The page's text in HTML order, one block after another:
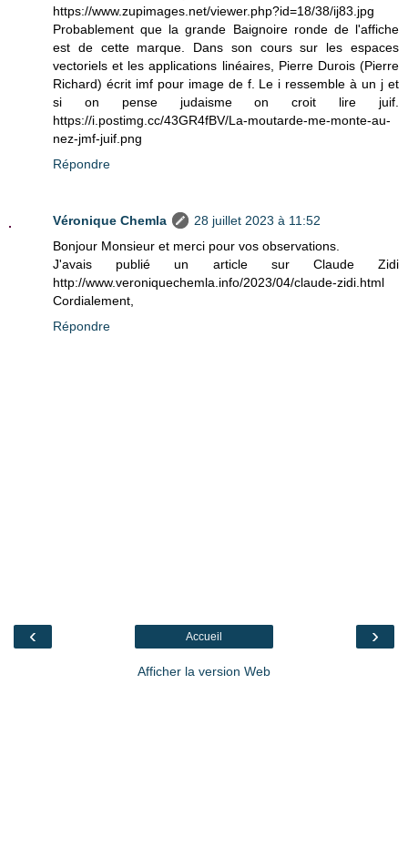
https://www.zupimages.net/viewer.php?id=18/38/ij83.jpg
Probablement que la grande Baignoire ronde de l'affiche
est de cette marque. Dans son cours sur les espaces
vectoriels et les applications linéaires, Pierre Durois (Pierre
Richard) écrit imf pour image de f. Le i ressemble à un j et
si on pense judaisme on croit lire juif.
https://i.postimg.cc/43GR4fBV/La-moutarde-me-monte-au-
nez-jmf-juif.png
Répondre
Véronique Chemla
28 juillet 2023 à 11:52
Bonjour Monsieur et merci pour vos observations.
J'avais publié un article sur Claude Zidi
http://www.veroniquechemla.info/2023/04/claude-zidi.html
Cordialement,
Répondre
‹ ›
Accueil
Afficher la version Web